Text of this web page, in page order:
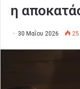
η
30 Μαΐου 2026 25